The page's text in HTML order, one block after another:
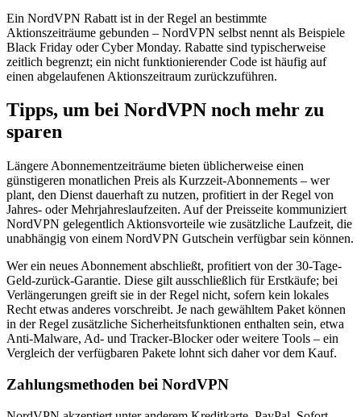
Ein NordVPN Rabatt ist in der Regel an bestimmte
Aktionszeiträume gebunden – NordVPN selbst nennt als Beispiele
Black Friday oder Cyber Monday. Rabatte sind typischerweise
zeitlich begrenzt; ein nicht funktionierender Code ist häufig auf
einen abgelaufenen Aktionszeitraum zurückzuführen.
Tipps, um bei NordVPN noch mehr zu
sparen
Längere Abonnementzeiträume bieten üblicherweise einen
günstigeren monatlichen Preis als Kurzzeit-Abonnements – wer
plant, den Dienst dauerhaft zu nutzen, profitiert in der Regel von
Jahres- oder Mehrjahreslaufzeiten. Auf der Preisseite kommuniziert
NordVPN gelegentlich Aktionsvorteile wie zusätzliche Laufzeit, die
unabhängig von einem NordVPN Gutschein verfügbar sein können.
Wer ein neues Abonnement abschließt, profitiert von der 30-Tage-
Geld-zurück-Garantie. Diese gilt ausschließlich für Erstkäufe; bei
Verlängerungen greift sie in der Regel nicht, sofern kein lokales
Recht etwas anderes vorschreibt. Je nach gewähltem Paket können
in der Regel zusätzliche Sicherheitsfunktionen enthalten sein, etwa
Anti-Malware, Ad- und Tracker-Blocker oder weitere Tools – ein
Vergleich der verfügbaren Pakete lohnt sich daher vor dem Kauf.
Zahlungsmethoden bei NordVPN